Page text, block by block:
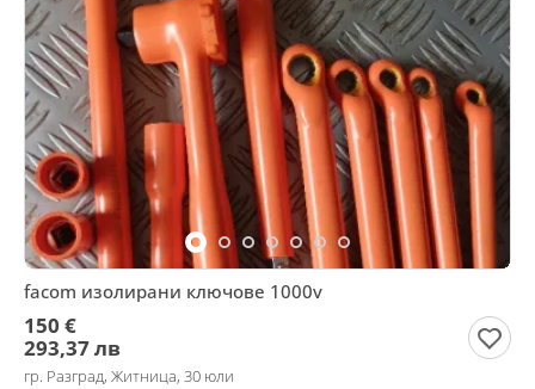
facom изолирани ключове 1000v
150 €
293,37 лв
гр. Разград, Житница, 30 юли